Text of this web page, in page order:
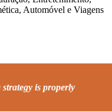
Automóvel e Viagens
is properly